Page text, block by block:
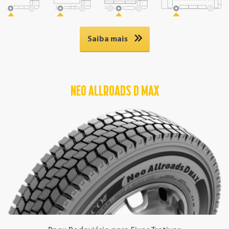
Made in Brazil
, garantindo a qualidade dos produtos
desenvolvidos e produzidos pela Prometeon.
NEO ALLROADS S 215/75R17.5 235/75R17.5
IP 6094800 6095000
Principais Benefícios
Desgaste regular e Durabilidade
Aplicação
Rodoviária
Eixo
Saiba mais
NEO ALLROADS D MAX